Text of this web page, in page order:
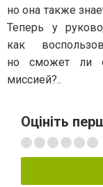
но она также
Теперь у
как
но сможет ли
миссией?..
Оцініть